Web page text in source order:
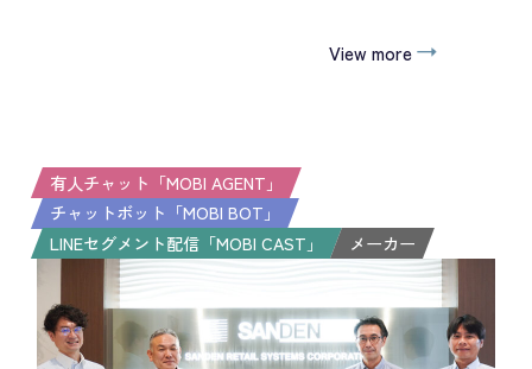
View more
有人チャット「MOBI AGENT」
チャットボット「MOBI BOT」
LINEセグメント配信「MOBI CAST」
メーカー